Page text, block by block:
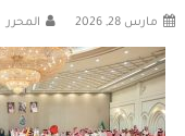
مارس 28, 2026 المحرر